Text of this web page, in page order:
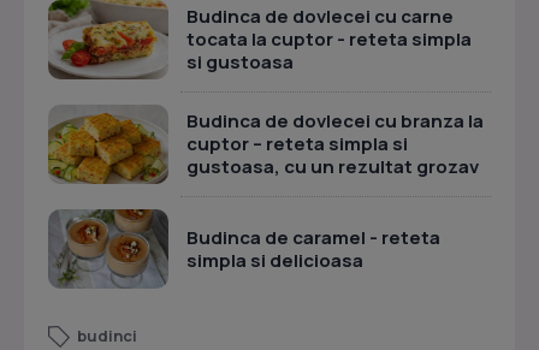
Budinca de dovlecei cu carne
tocata la cuptor - reteta simpla
si gustoasa
Budinca de dovlecei cu branza la
cuptor – reteta simpla si
gustoasa, cu un rezultat grozav
Budinca de caramel - reteta
simpla si delicioasa
budinci